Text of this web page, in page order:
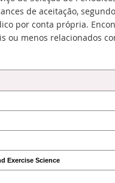
de aceitação,
por conta própria.
ou menos relacionados
Exercise Science